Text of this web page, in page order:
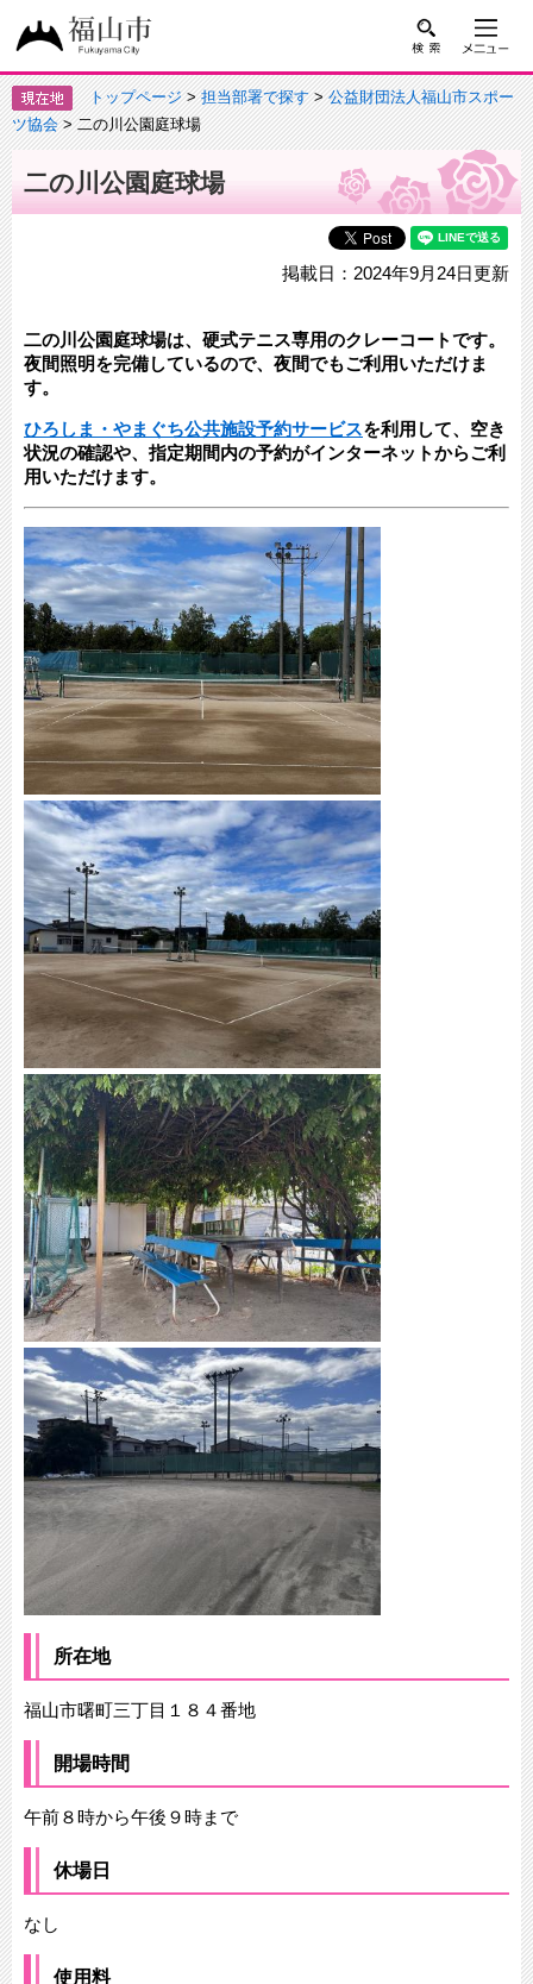
トップページ>担当部署で探す>公益財団法人福山市スポー
ツ協会> 二の川公園庭球場
二の川公園庭球場
掲載日：2024年9月24日更新
二の川公園庭球場は、硬式テニス専用のクレーコートです。
夜間照明を完備しているので、夜間でもご利用いただけま
す。
ひろしま・やまぐち公共施設予約サービスを利用して、空き
状況の確認や、指定期間内の予約がインターネットからご利
用いただけます。
所在地
福山市曙町三丁目１８４番地
開場時間
午前８時から午後９時まで
休場日
なし
使用料